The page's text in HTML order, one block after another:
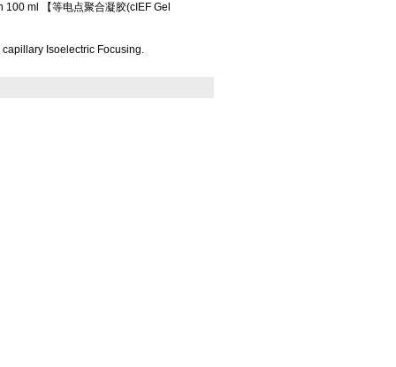
ml 【等电点聚合凝胶(cIEF Gel
Isoelectric Focusing.